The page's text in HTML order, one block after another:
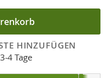
HINZUFÜGEN
4 Tage